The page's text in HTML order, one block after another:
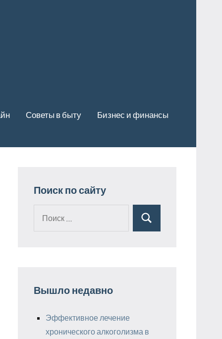
Советы в быту Бизнес и финансы
Поиск по сайту
Поиск
Вышло недавно
Эффективное лечение
хронического алкоголизма в